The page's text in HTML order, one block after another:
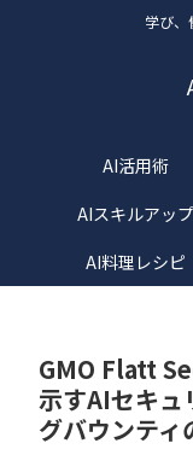
学び、
AI活用術
AIスキルアップ
AI料理レシピ
GMO Flatt
示すAIセキ
グバウンティ